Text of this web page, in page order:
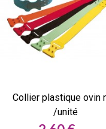
Collier plastique ovin
/unité